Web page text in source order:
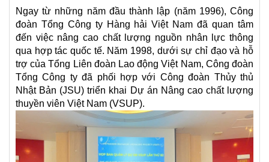
Ngay từ những năm đầu thành lập (năm 1996), Công
đoàn Tổng Công ty Hàng hải Việt Nam đã quan tâm
đến việc nâng cao chất lượng nguồn nhân lực thông
qua hợp tác quốc tế. Năm 1998, dưới sự chỉ đạo và hỗ
trợ của Tổng Liên đoàn Lao động Việt Nam, Công đoàn
Tổng Công ty đã phối hợp với Công đoàn Thủy thủ
Nhật Bản (JSU) triển khai Dự án Nâng cao chất lượng
thuyền viên Việt Nam (VSUP).